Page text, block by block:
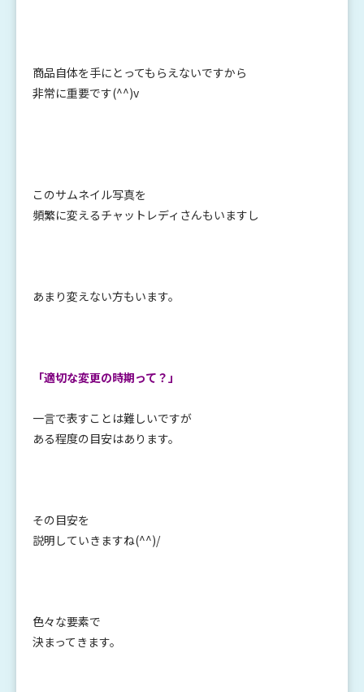
商品自体を手にとってもらえないですから
非常に重要です(^^)v
このサムネイル写真を
頻繁に変えるチャットレディさんもいますし
あまり変えない方もいます。
「適切な変更の時期って？」
一言で表すことは難しいですが
ある程度の目安はあります。
その目安を
説明していきますね(^^)/
色々な要素で
決まってきます。